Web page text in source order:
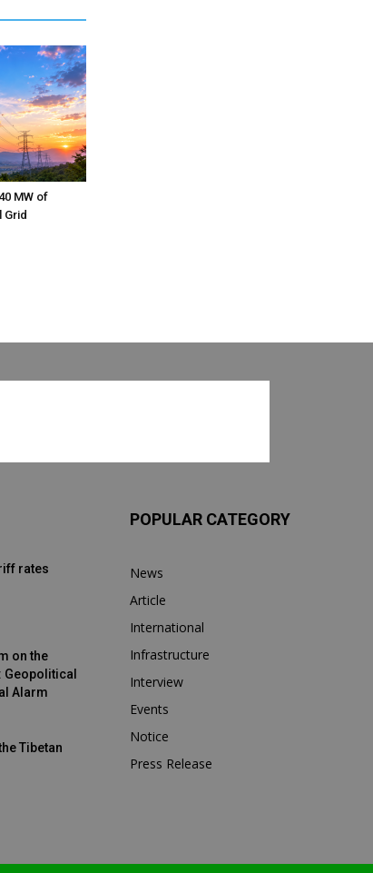
MW of
Grid
rates
on the
Geopolitical
Alarm
Tibetan
POPULAR CATEGORY
News
Article
International
Infrastructure
Interview
Events
Notice
Press Release